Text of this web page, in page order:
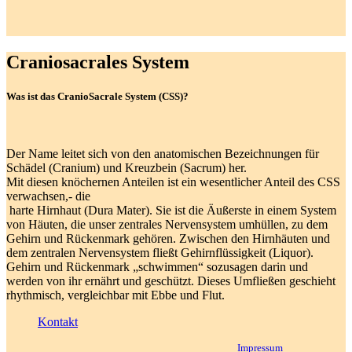
Craniosacrales System
Was ist das CranioSacrale System (CSS)?
Der Name leitet sich von den anatomischen Bezeichnungen für
Schädel (Cranium) und Kreuzbein (Sacrum) her.
Mit diesen knöchernen Anteilen ist ein wesentlicher Anteil des CSS
verwachsen,- die
harte Hirnhaut (Dura Mater). Sie ist die Äußerste in einem System
von Häuten, die unser zentrales Nervensystem umhüllen, zu dem
Gehirn und Rückenmark gehören. Zwischen den Hirnhäuten und
dem zentralen Nervensystem fließt Gehirnflüssigkeit (Liquor).
Gehirn und Rückenmark „schwimmen“ sozusagen darin und
werden von ihr ernährt und geschützt. Dieses Umfließen geschieht
rhythmisch, vergleichbar mit Ebbe und Flut.
Kontakt
Impressum